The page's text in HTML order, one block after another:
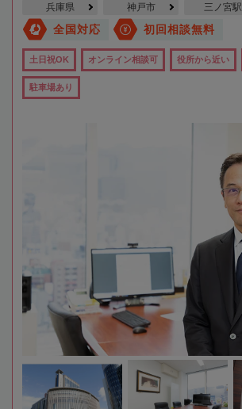
兵庫県 神戸市 三ノ宮駅
全国対応 初回相談無料
土日祝OK オンライン相談可 役所から近い
駐車場あり